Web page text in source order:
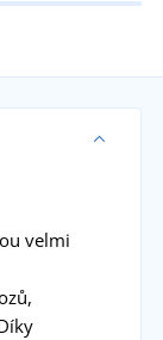
velmi